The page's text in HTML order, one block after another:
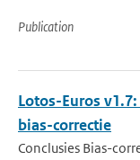
Publication
Lotos-Euros
bias-correctie
Conclusies Bias-